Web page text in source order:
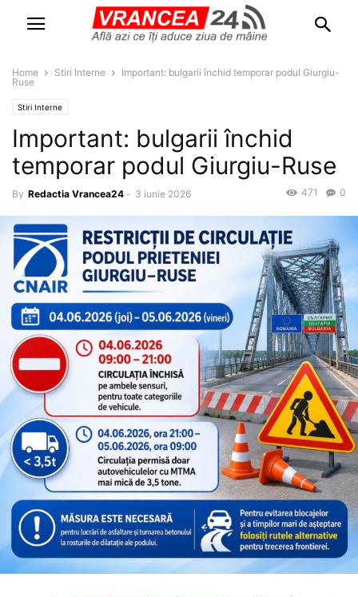
Home Stiri Interne
Important: bulgarii închid temporar podul Giurgiu-
Ruse
Stiri Interne
Important: bulgarii închid
temporar podul Giurgiu-Ruse
By Redactia Vrancea24 - 3 iunie 2026 0
471